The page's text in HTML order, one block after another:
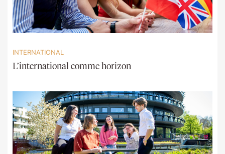
INTERNATIONAL
L’international comme horizon